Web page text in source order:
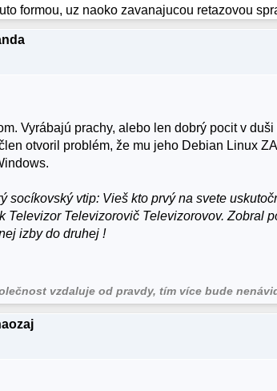
formou, uz naoko zavanajucou retazovou
Vyrábajú prachy, alebo len dobrý pocit v
otvoril problém, že mu jeho Debian Linux
socíkovský vtip: Vieš kto prvý na svete
Televizor Televizorovič Televizorovov. Zobral
izby do druhej !
vzdaluje od pravdy, tím více bude